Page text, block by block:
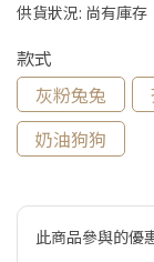
供貨狀況: 尚有庫存
款式
灰粉兔兔
奶油狗狗
此商品參與的優